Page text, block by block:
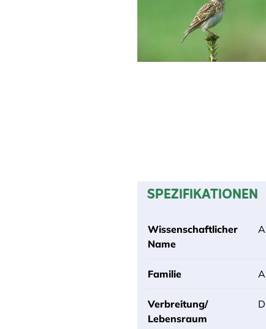
SPEZIFIKATIONEN
Wissenschaftlicher
Name
Familie
Verbreitung/
Lebensraum